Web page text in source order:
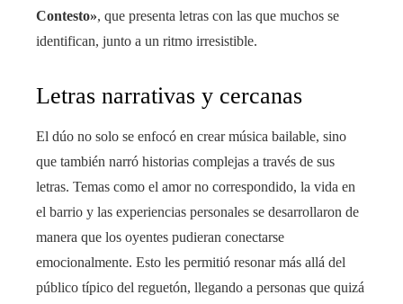
Contesto», que presenta letras con las que muchos se
identifican, junto a un ritmo irresistible.
Letras narrativas y cercanas
El dúo no solo se enfocó en crear música bailable, sino
que también narró historias complejas a través de sus
letras. Temas como el amor no correspondido, la vida en
el barrio y las experiencias personales se desarrollaron de
manera que los oyentes pudieran conectarse
emocionalmente. Esto les permitió resonar más allá del
público típico del reguetón, llegando a personas que quizá